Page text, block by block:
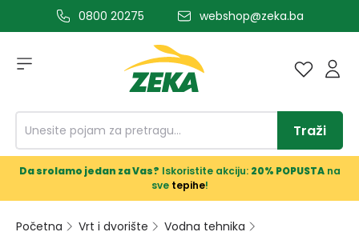
glavni sadržaj0800 20275 webshop@zeka.ba
Traži
Da srolamo jedan za Vas? Iskoristite akciju: 20% POPUSTAna
sve tepihe!
Početna Vrt i dvorište
Vodna tehnika